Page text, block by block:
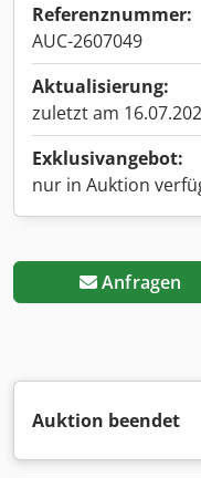
Referenznummer:
AUC-2607049
Aktualisierung:
zuletzt am
Exklusivangebot:
nur in Auktion
Anfragen
Auktion beendet